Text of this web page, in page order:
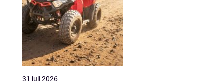
31 juli 2026